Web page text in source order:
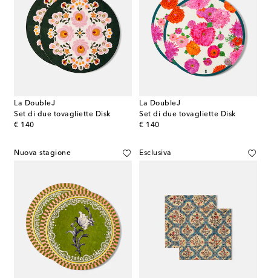
La DoubleJ
Set di due tovagliette Disk
€ 140
original price
La DoubleJ
Set di due tovagliette Disk
€ 140
original price
Nuova stagione Esclusiva